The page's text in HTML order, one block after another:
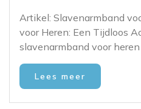
Artikel: Slavenarmband
voor Heren: Een Tijdloos
slavenarmband voor
Lees meer